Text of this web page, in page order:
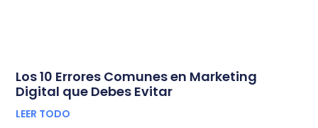
Los 10 Errores Comunes en Marketing
Digital que Debes Evitar
LEER TODO